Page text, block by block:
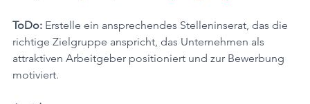
ToDo: Erstelle ein ansprechendes Stelleninserat, das die
richtige Zielgruppe anspricht, das Unternehmen als
attraktiven Arbeitgeber positioniert und zur Bewerbung
motiviert.